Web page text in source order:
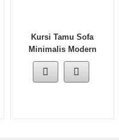
Kursi Tamu Sofa
Minimalis Modern